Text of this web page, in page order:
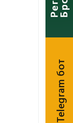
Telegram бот